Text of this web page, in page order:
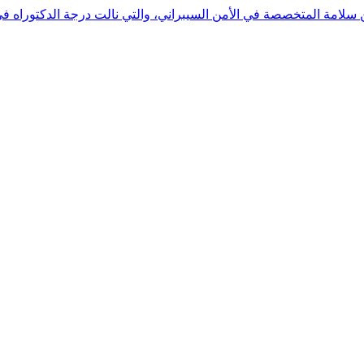
سلامة المتخصصة في الأمن السيبراني، والتي نالت درجة